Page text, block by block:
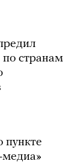
странам
пункте
медиа»